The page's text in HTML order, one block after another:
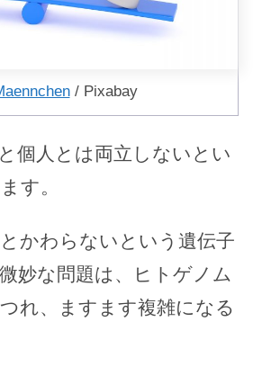
/ Pixabay
個人とは両立しないとい
す。
かわらないという遺伝子
妙な問題は、ヒトゲノム
れ、ますます複雑になる